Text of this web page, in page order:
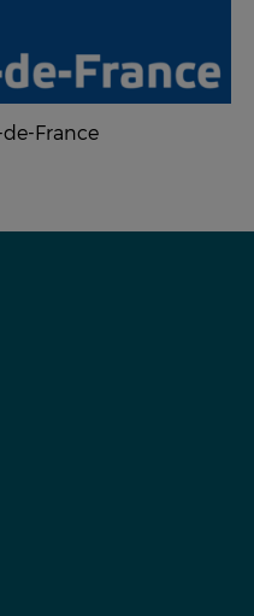
France